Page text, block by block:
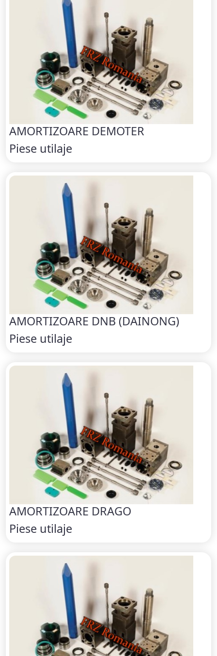
AMORTIZOARE DEMOTER
Piese utilaje
AMORTIZOARE DNB (DAINONG)
Piese utilaje
AMORTIZOARE DRAGO
Piese utilaje